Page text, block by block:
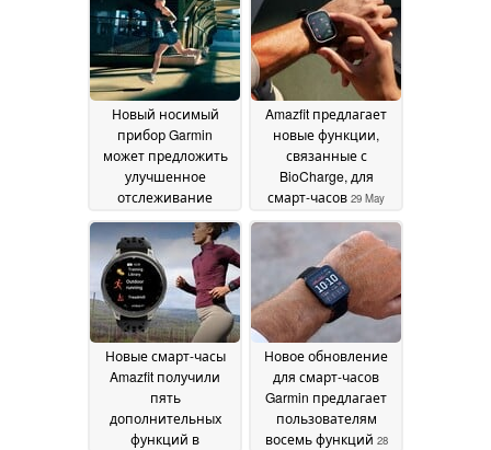
June 2026
Новый носимый
прибор Garmin
может предложить
улучшенное
отслеживание
02 June
2026
Amazfit предлагает
новые функции,
связанные с
BioCharge, для
смарт-часов 29 May
2026
Новые смарт-часы
Amazfit получили
пять
дополнительных
функций в
Новое обновление
для смарт-часов
Garmin предлагает
пользователям
восемь функций 28